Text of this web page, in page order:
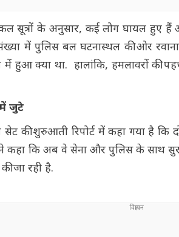
सूत्रों के अनुसार, कई लोग घायल हुए हैं
में पुलिस बल घटनास्थल की ओर
हुआ क्या था. हालांकि, हमलावरों
जुटे
सेट की शुरुआती रिपोर्ट में कहा गया है
कहा कि अब वे सेना और पुलिस के साथ
जा रही है.